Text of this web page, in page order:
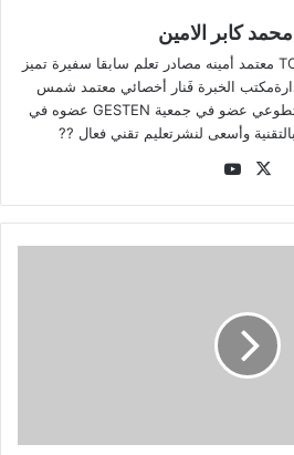
كابر الامين
وكيلة الابتدائية ١٣٠ / مدرب TOT معتمد أمينه مصادر تعلم سابقا سفيرة تميز
الخبرة فَنار أخصائي معتمد شمس
عضوه في فريق معا للقمة التطوعي عضو في جمعية GESTEN عضوه في
وأسعى لنشرتعليم تقني فعال ??
‫X